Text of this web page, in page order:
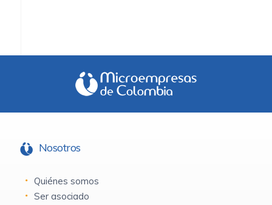
Nosotros
Quiénes somos
Ser asociado